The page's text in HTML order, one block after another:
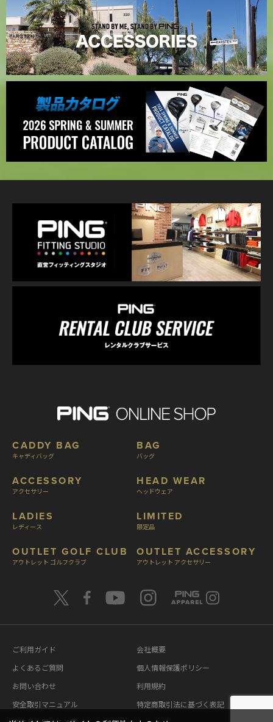
CADDY BAG
キャディバッグ
ACCESSORY
アクセサリー
LADIES
レディース
OUTLET GOLF CLUB
アウトレット ゴルフクラブ
BAG
バッグ
HEAD WEAR
ヘッドウェア
LIMITED
限定品
OUTLET ACCESSORY
アウトレット アクセサリー
ご利用ガイド
よくあるご質問
お問い合わせ
安全取引マニュアル
会社概要
個人情報保護ポリシー
利用規約
特定商取引法に基づく表記